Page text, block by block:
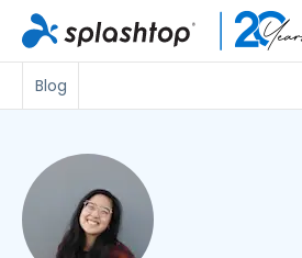
Blog